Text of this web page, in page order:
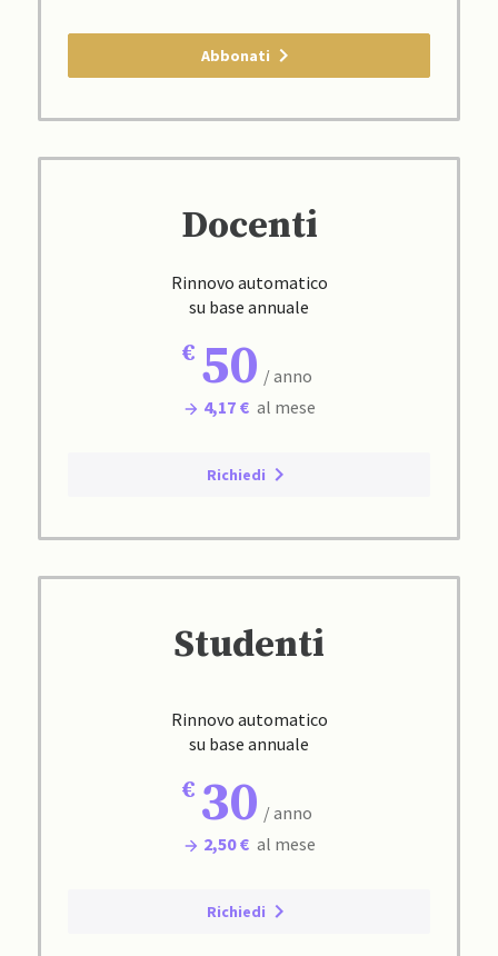
Abbonati
Docenti
Rinnovo automatico
su base annuale
50 / anno
4,17 € al mese
Richiedi
Studenti
Rinnovo automatico
su base annuale
30 / anno
2,50 € al mese
Richiedi